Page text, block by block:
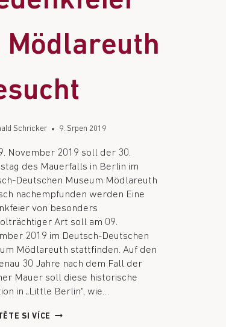
Mödlareuth
Schricker 9. Srpen 2019
November 2019 soll der 30.
des Mauerfalls in Berlin im
Deutschen Museum Mödlareuth
nachempfunden werden Eine
von besonders
Art soll am 09.
2019 im Deutsch-Deutschen
Mödlareuth stattfinden. Auf den
30 Jahre nach dem Fall der
Mauer soll diese historische
in „Little Berlin“, wie…
SI VÍCE